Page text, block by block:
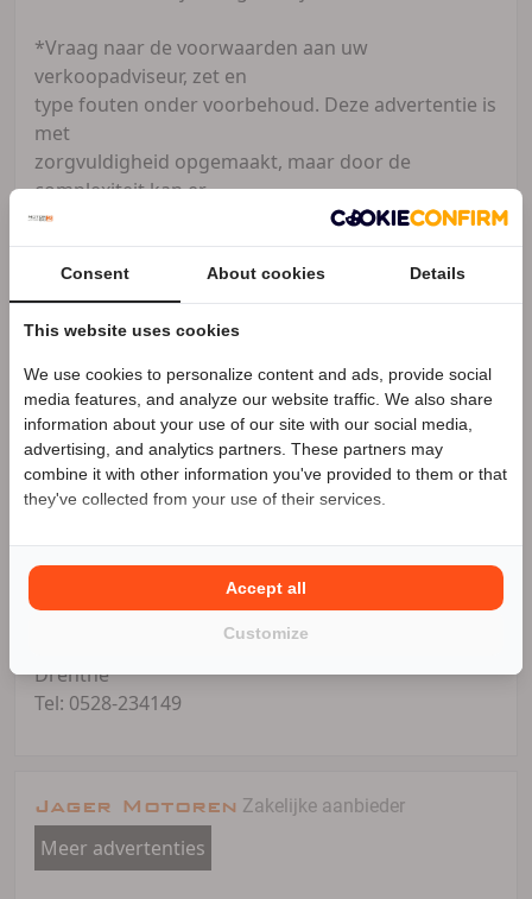
*Vraag naar de voorwaarden aan uw
verkoopadviseur, zet en
type fouten onder voorbehoud. Deze advertentie is
met
zorgvuldigheid opgemaakt, maar door de
complexiteit kan er
soms een afwijking zijn. Informeer naar de opties
die voor
u belangrijk zijn. Op deze advertentie kan geen
aanspraak
gemaakt worden.
Dinsdag 9.00 - 17.30 uur
Woensdag 9.00 - 17.30 uur
Donderdag 9.00 - 17.30 uur
Vrijdag 9.00 - 17.30 uur
Zaterdag 9.00 - 16.00 uur
Buitenvaart 1214
Drenthe
Tel: 0528-234149
Jager Motoren Zakelijke aanbieder
Meer advertenties
Speciale Motor2go prijs
Benieuwd naar de speciale Motor2go prijs? Bel
58906447
Consent About cookies Details
This website uses cookies
We use cookies to personalize content and ads, provide social
media features, and analyze our website traffic. We also share
information about your use of our site with our social media,
advertising, and analytics partners. These partners may
combine it with other information you've provided to them or that
they've collected from your use of their services.
Customize
Accept all